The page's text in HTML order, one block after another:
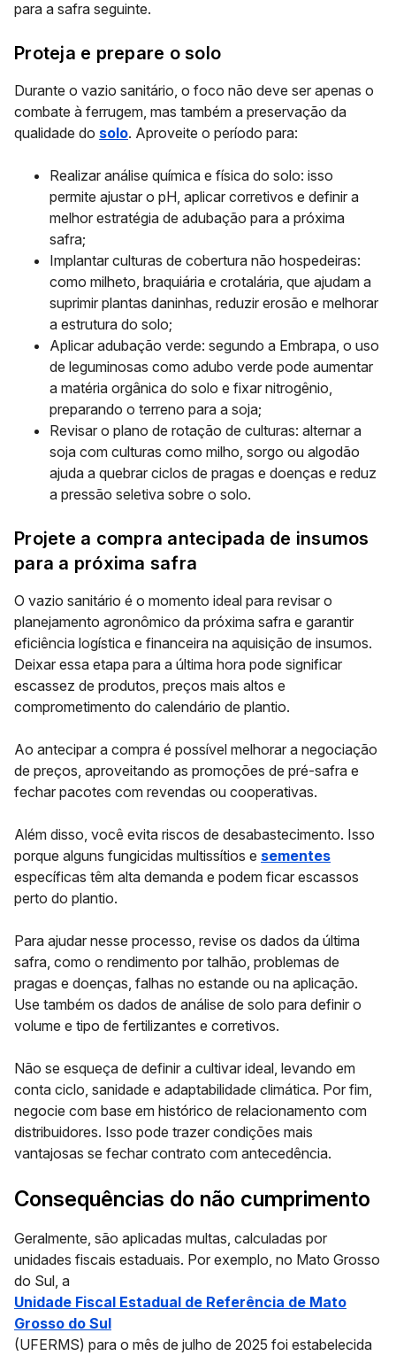
para a safra seguinte.
Proteja e prepare o solo
Durante o vazio sanitário, o foco não deve ser apenas o
combate à ferrugem, mas também a preservação da
qualidade do solo. Aproveite o período para:
Realizar análise química e física do solo: isso
permite ajustar o pH, aplicar corretivos e definir a
melhor estratégia de adubação para a próxima
safra;
Implantar culturas de cobertura não hospedeiras:
como milheto, braquiária e crotalária, que ajudam a
suprimir plantas daninhas, reduzir erosão e melhorar
a estrutura do solo;
Aplicar adubação verde: segundo a Embrapa, o uso
de leguminosas como adubo verde pode aumentar
a matéria orgânica do solo e fixar nitrogênio,
preparando o terreno para a soja;
Revisar o plano de rotação de culturas: alternar a
soja com culturas como milho, sorgo ou algodão
ajuda a quebrar ciclos de pragas e doenças e reduz
a pressão seletiva sobre o solo.
Projete a compra antecipada de insumos
para a próxima safra
O vazio sanitário é o momento ideal para revisar o
planejamento agronômico da próxima safra e garantir
eficiência logística e financeira na aquisição de insumos.
Deixar essa etapa para a última hora pode significar
escassez de produtos, preços mais altos e
comprometimento do calendário de plantio.
Ao antecipar a compra é possível melhorar a negociação
de preços, aproveitando as promoções de pré-safra e
fechar pacotes com revendas ou cooperativas.
Além disso, você evita riscos de desabastecimento. Isso
porque alguns fungicidas multissítios e sementes
específicas têm alta demanda e podem ficar escassos
perto do plantio.
Para ajudar nesse processo, revise os dados da última
safra, como o rendimento por talhão, problemas de
pragas e doenças, falhas no estande ou na aplicação.
Use também os dados de análise de solo para definir o
volume e tipo de fertilizantes e corretivos.
Não se esqueça de definir a cultivar ideal, levando em
conta ciclo, sanidade e adaptabilidade climática. Por fim,
negocie com base em histórico de relacionamento com
distribuidores. Isso pode trazer condições mais
vantajosas se fechar contrato com antecedência.
Consequências do não cumprimento
Geralmente, são aplicadas multas, calculadas por
unidades fiscais estaduais. Por exemplo, no Mato Grosso
do Sul, a
Unidade Fiscal Estadual de Referência de Mato
Grosso do Sul
(UFERMS) para o mês de julho de 2025 foi estabelecida